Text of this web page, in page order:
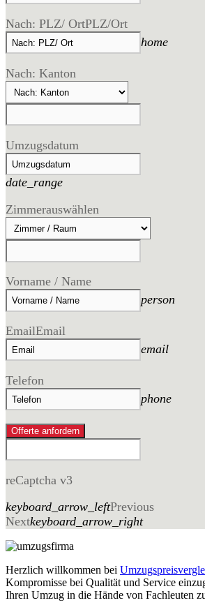
Nach: PLZ/ OrtPLZ/Ort
home
Nach: Kanton
Umzugsdatum
date_range
Zimmerauswählen
Vorname / Name
person
EmailEmail
email
Telefon
phone
Offerte anfordern
reCaptcha v3
keyboard_arrow_leftPrevious
Nextkeyboard_arrow_right
Herzlich willkommen bei
Kompromisse bei Qualität und Service
Ihren Umzug in die Hände von Fachleuten